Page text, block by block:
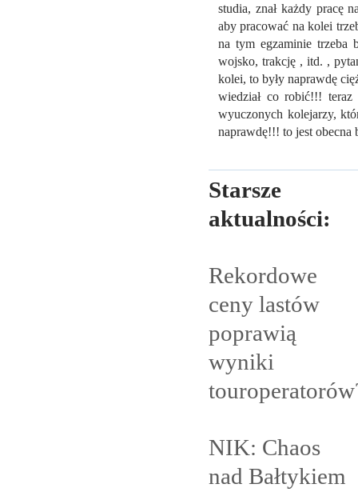
studia, znał każdy pracę
aby pracować na kolei
na tym egzaminie trzeba
wojsko, trakcję , itd. ,
kolei, to były naprawdę
wiedział co robić!!!
wyuczonych kolejarzy,
naprawdę!!! to jest
Starsze
aktualności:
Rekordowe
ceny lastów
poprawią
wyniki
NIK: Chaos
nad Bałtykiem